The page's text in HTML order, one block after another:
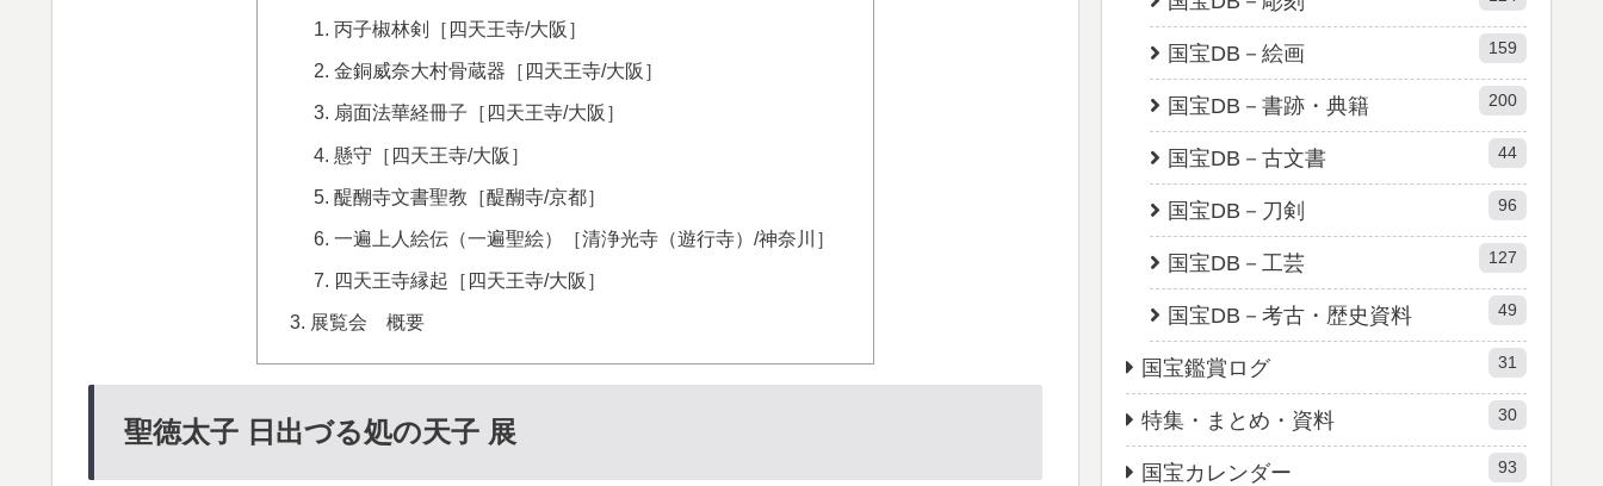
丙子椒林剣［四天王寺/大阪］
金銅威奈大村骨蔵器［四天王寺/大阪］
扇面法華経冊子［四天王寺/大阪］
懸守［四天王寺/大阪］
醍醐寺文書聖教［醍醐寺/京都］
一遍上人絵伝（一遍聖絵）［清浄光寺（遊行寺）/神奈川］
四天王寺縁起［四天王寺/大阪］
展覧会 概要
聖徳太子 日出づる処の天子 展
国宝DB－絵画 159
国宝DB－書跡・典籍 200
国宝DB－古文書 44
国宝DB－刀剣 96
国宝DB－工芸 127
国宝DB－考古・歴史資料 49
国宝鑑賞ログ 31
特集・まとめ・資料 30
国宝カレンダー 93